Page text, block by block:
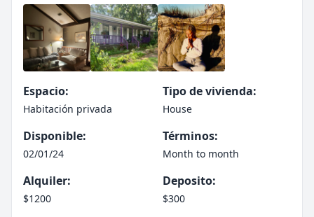
Espacio:
Habitación privada
Tipo de vivienda:
House
Disponible:
02/01/24
Términos:
Month to month
Alquiler:
$1200
Deposito:
$300